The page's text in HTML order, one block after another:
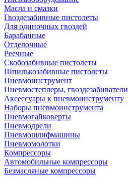
Масла и смазки
Гвоздезабивные пистолеты
Для одиночных гвоздей
Барабанные
Отделочные
Реечные
Скобозабивные пистолеты
Шпилькозабивные пистолеты
Пневмоинструмент
Пневмостеплеры, гвоздезабиватели
Аксессуары к пневмоинструменту
Наборы пневмоинструмента
Пневмогайковерты
Пневмодрели
Пневмошлифмашины
Пневмомолотки
Компрессоры
Автомобильные компрессоры
Безмасляные компрессоры